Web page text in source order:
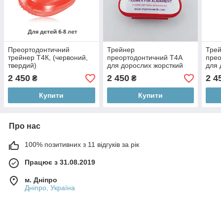
Преортодонтичний
трейнер Т4К, (червоний,
твердий)
2 450 ₴
Купити
Трейнер
преортодонтичний Т4А
для дорослих жорсткий
2 450₴
Купити
для
2
Про нас
100% позитивних з 11 відгуків за рік
Працює з 31.08.2019
м. Дніпро
Дніпро, Україна